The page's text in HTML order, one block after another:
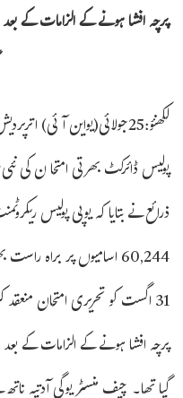
پرچہ افشا ہونے کے الزامات کے
لکھنؤ:25جولائی(یواین
پولیس ڈائرکٹ بھرتی امتحا ن کی
31 اگست کو تحریری امتحان منعقد کرے گا۔
پرچہ افشا ہونے کے الزامات کے